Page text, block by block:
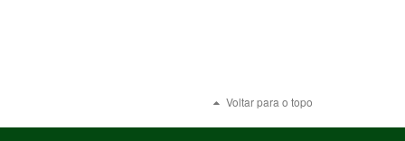
Voltar para o topo